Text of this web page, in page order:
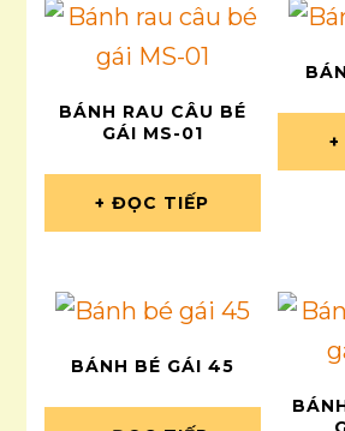
BÁNH RAU CÂU BÉ
GÁI MS-01
ĐỌC TIẾP
BÁNH BÉ GÁI 45